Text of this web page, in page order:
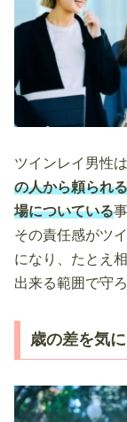
ツインレイ男性
の人から頼られ
場についている
その責任感がツ
になり、たとえ
出来る範囲で守
歳の差を気